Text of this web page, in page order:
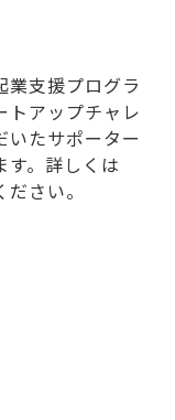
業支援プログラ
トアップチャレ
いたサポーター
。詳しくは
さい。